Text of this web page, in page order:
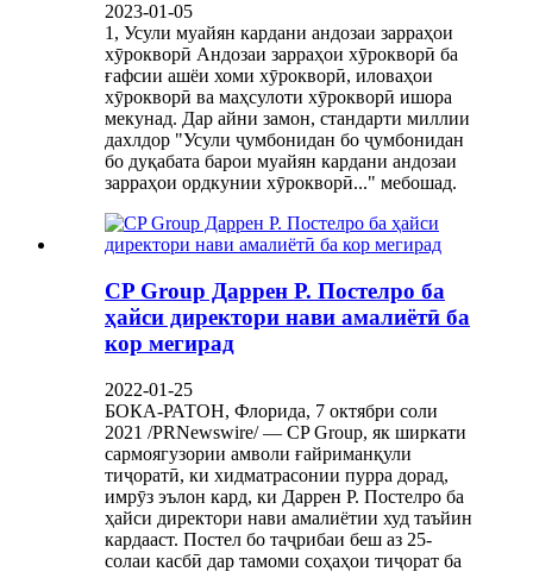
2023-01-05
1, Усули муайян кардани андозаи зарраҳои
хӯрокворӣ Андозаи зарраҳои хӯрокворӣ ба
ғафсии ашёи хоми хӯрокворӣ, иловаҳои
хӯрокворӣ ва маҳсулоти хӯрокворӣ ишора
мекунад. Дар айни замон, стандарти миллии
дахлдор "Усули ҷумбонидан бо ҷумбонидан
бо дуқабата барои муайян кардани андозаи
зарраҳои ордкунии хӯрокворӣ..." мебошад.
CP Group Даррен Р. Постелро ба
ҳайси директори нави амалиётӣ ба
кор мегирад
2022-01-25
БОКА-РАТОН, Флорида, 7 октябри соли
2021 /PRNewswire/ — CP Group, як ширкати
сармоягузории амволи ғайриманқули
тиҷоратӣ, ки хидматрасонии пурра дорад,
имрӯз эълон кард, ки Даррен Р. Постелро ба
ҳайси директори нави амалиётии худ таъйин
кардааст. Постел бо таҷрибаи беш аз 25-
солаи касбӣ дар тамоми соҳаҳои тиҷорат ба